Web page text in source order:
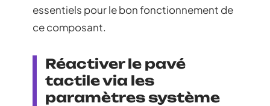
essentiels pour le bon fonctionnement de
ce composant.
Réactiver le pavé
tactile via les
paramètres système